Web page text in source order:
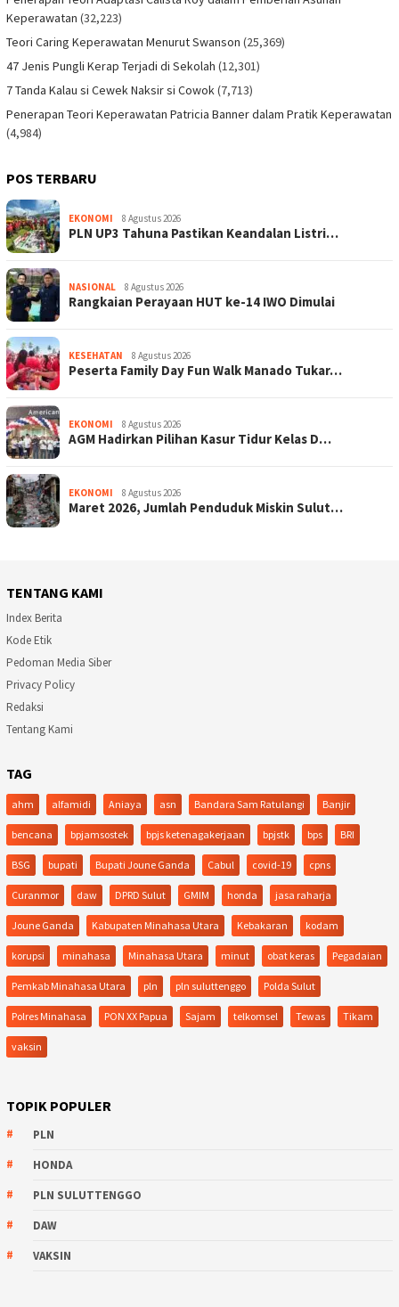
Keperawatan (32,223)
Teori Caring Keperawatan Menurut Swanson (25,369)
47 Jenis Pungli Kerap Terjadi di Sekolah (12,301)
7 Tanda Kalau si Cewek Naksir si Cowok(7,713)
Penerapan Teori Keperawatan Patricia Banner dalam Pratik Keperawatan
(4,984)
POS TERBARU
EKONOMI 8 Agustus 2026
PLN UP3 Tahuna Pastikan Keandalan Listri…
NASIONAL 8 Agustus 2026
Rangkaian Perayaan HUT ke-14 IWO Dimulai
KESEHATAN 8 Agustus 2026
Peserta Family Day Fun Walk Manado Tukar…
EKONOMI 8 Agustus 2026
AGM Hadirkan Pilihan Kasur Tidur Kelas D…
EKONOMI 8 Agustus 2026
Maret 2026, Jumlah Penduduk Miskin Sulut…
TENTANG KAMI
Index Berita
Kode Etik
Pedoman Media Siber
Privacy Policy
Redaksi
Tentang Kami
TAG
ahm alfamidi Aniaya asn Bandara Sam Ratulangi Banjir
bencana bpjamsostek bpjs ketenagakerjaan bpjstk bps BRI
BSG bupati Bupati Joune Ganda Cabul covid-19 cpns
Curanmor daw DPRD Sulut GMIM honda jasa raharja
Joune Ganda Kabupaten Minahasa Utara Kebakaran kodam
korupsi minahasa Minahasa Utara minut obat keras Pegadaian
Pemkab Minahasa Utara pln pln suluttenggo Polda Sulut
Polres Minahasa PON XX Papua Sajam telkomsel Tewas Tikam
vaksin
TOPIK POPULER
PLN
HONDA
PLN SULUTTENGGO
DAW
VAKSIN